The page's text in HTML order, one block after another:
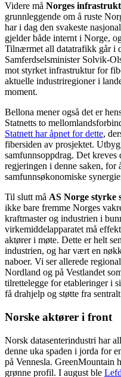
Videre må Norges
grunnleggende om å ruste
har i dag den svakeste
gjelder både internt i Norge,
Tilnærmet all datatrafikk går i
Samferdselsminister Solvik-
mot styrket infrastruktur for
aktuelle industriregioner i
moment.
Bellona mener også det er
Statnetts to
Statnett har åpnet for dette,
fibersiden av prosjektet.
samfunnsoppdrag. Det
regjeringen i denne saken, for
samfunnsøkonomiske
Til slutt må AS Norge styrke
ikke bare fremme Norges
kraftmaster og industrien i
virkemiddelapparatet må
aktører i møte. Dette er helt
industrien, og har vært en
naboer. Vi ser allerede
Nordland og på Vestlandet
tilrettelegge for etableringer i
få drahjelp og støtte fra
Norske aktører i front
Norsk datasenterindustri har
denne uka spaden i jorda for
på Vennesla. GreenMountain
grønne profil. I august ble